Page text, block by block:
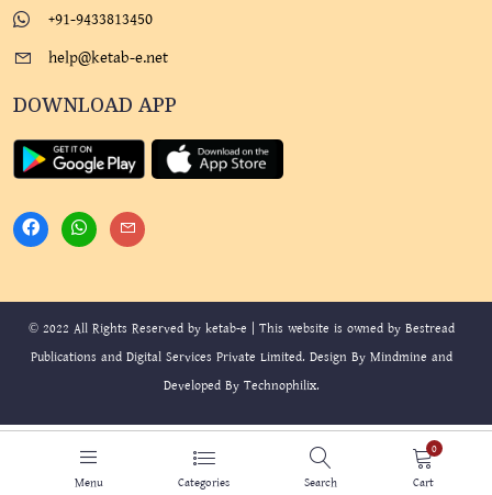
Menu Categories Search Cart
0
+91-9433813450
help@ketab-e.net
DOWNLOAD APP
© 2022 All Rights Reserved by ketab-e | This website is owned by Bestread
Publications and Digital Services Private Limited. Design By Mindmine and
Developed By Technophilix.